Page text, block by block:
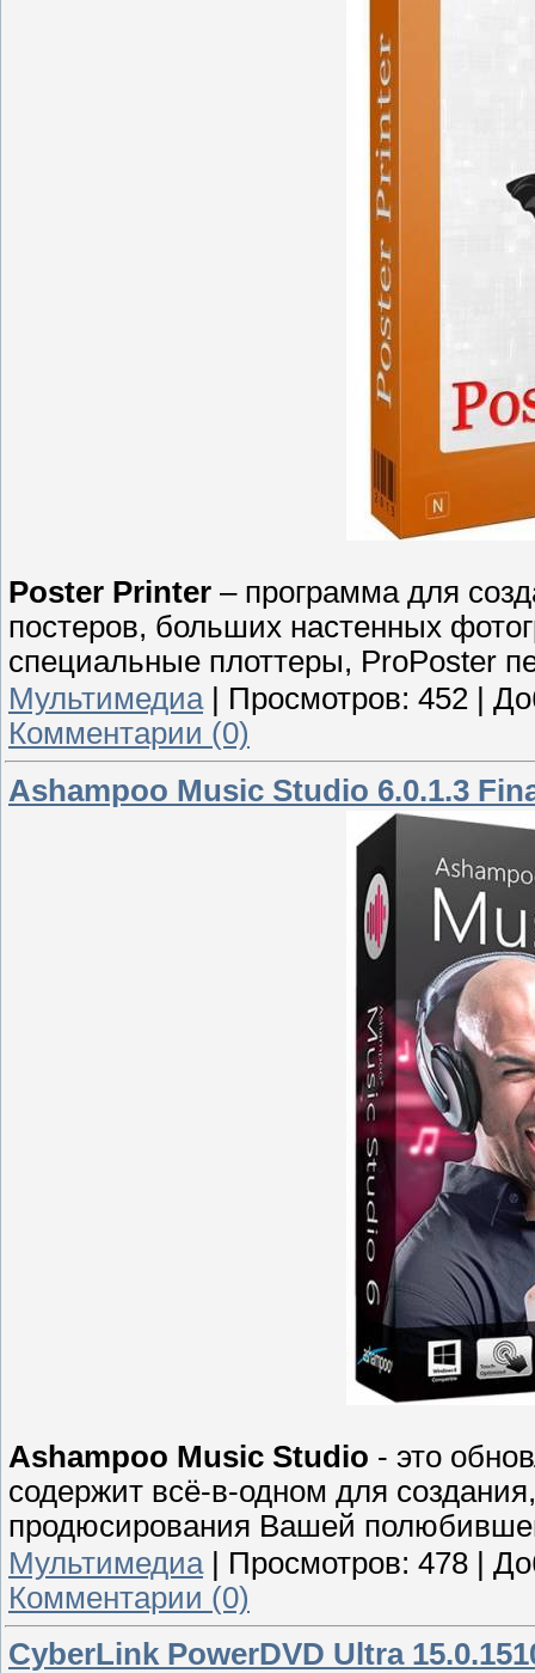
Poster Printer – программа для
постеров, больших настенных
специальные плоттеры, ProPoster
Мультимедиа| Просмотров: 452
Комментарии (0)
Ashampoo Music Studio 6.0.1.3
Ashampoo Music Studio - это
содержит всё-в-одном для
продюсирования Вашей
Мультимедиа | Просмотров: 478 |
Комментарии (0)
CyberLink PowerDVD Ultra